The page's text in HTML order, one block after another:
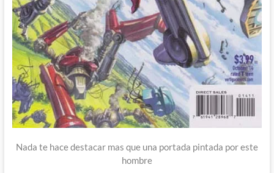
Nada te hace destacar mas que una portada pintada por este
hombre